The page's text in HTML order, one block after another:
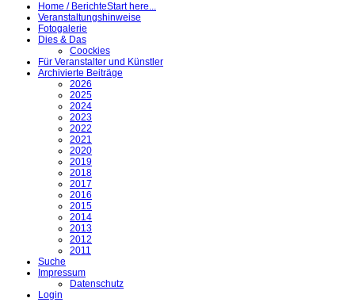
Home / BerichteStart here...
Veranstaltungshinweise
Fotogalerie
Dies & Das
Coockies
Für Veranstalter und Künstler
Archivierte Beiträge
2026
2025
2024
2023
2022
2021
2020
2019
2018
2017
2016
2015
2014
2013
2012
2011
Suche
Impressum
Datenschutz
Login